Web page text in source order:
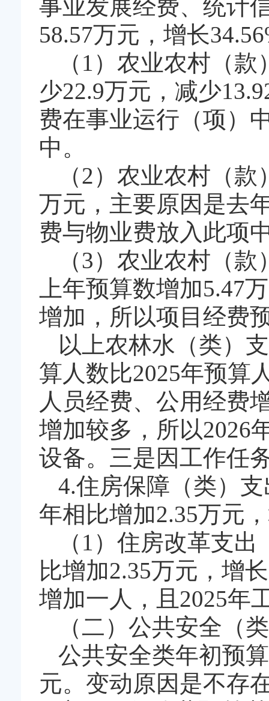
事业发展经费、统计
58.57万元，增长
（1）农业农村（
少22.9万元，减少
费在事业运行（项）
中。
（2）农业农村（
万元，主要原因是去
费与物业费放入此项
（3）农业农村（
上年预算数增加5.47
增加，所以项目经费
以上农林水（类）
算人数比2025年预算
人员经费、公用经费
增加较多，所以2026
设备。三是因工作任
4.住房保障（类）
年相比增加2.35万元
（1）住房改革支
比增加2.35万元，增
增加一人，且2025年
（二）公共安全（
公共安全类年初预
元。变动原因是不存